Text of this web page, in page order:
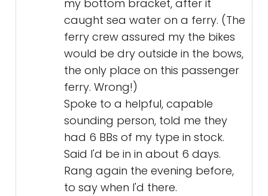
my bottom bracket, after it
caught sea water on a ferry. (The
ferry crew assured my the bikes
would be dry outside in the bows,
the only place on this passenger
ferry. Wrong!)
Spoke to a helpful, capable
sounding person, told me they
had 6 BBs of my type in stock.
Said I'd be in in about 6 days.
Rang again the evening before,
to say when I'd there.